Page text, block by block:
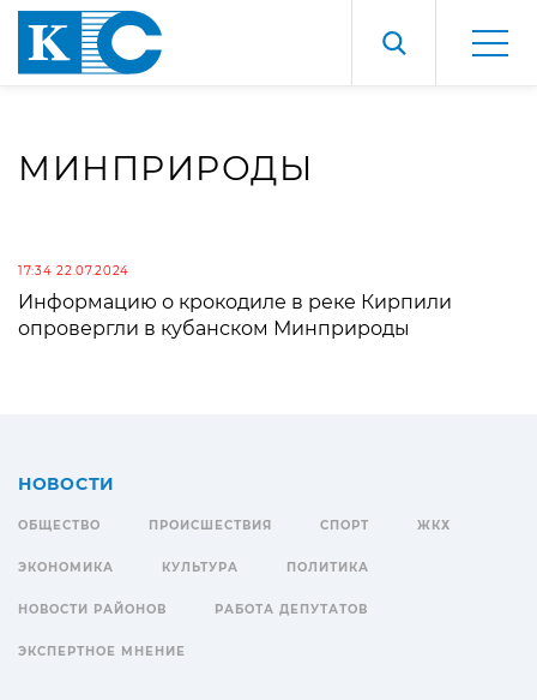
МИНПРИРОДЫ
17:34 22.07.2024
Информацию о крокодиле в реке Кирпили
опровергли в кубанском Минприроды
НОВОСТИ
ОБЩЕСТВО ПРОИСШЕСТВИЯ СПОРТ ЖКХ
ЭКОНОМИКА КУЛЬТУРА ПОЛИТИКА
НОВОСТИ РАЙОНОВ РАБОТА ДЕПУТАТОВ
ЭКСПЕРТНОЕ МНЕНИЕ